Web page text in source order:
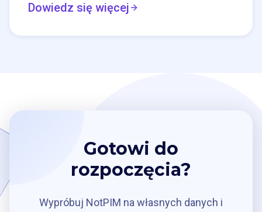
Dowiedz się więcej
Gotowi do
rozpoczęcia?
Wypróbuj NotPIM na własnych danych i